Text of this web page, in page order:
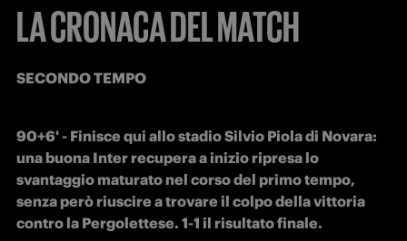
LA CRONACA DEL MATCH
SECONDO TEMPO
90+6' - Finisce qui allo stadio Silvio Piola di Novara:
una buona Inter recupera a inizio ripresa lo
svantaggio maturato nel corso del primo tempo,
senza però riuscire a trovare il colpo della vittoria
contro la Pergolettese. 1-1 il risultato finale.